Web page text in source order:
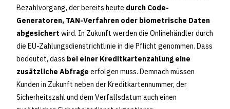
Bezahlvorgang, der bereits heute durch Code-
Generatoren, TAN-Verfahren oder biometrische Daten
abgesichert wird. In Zukunft werden die Onlinehändler durch
die EU-Zahlungsdienstrichtlinie in die Pflicht genommen. Dass
bedeutet, dass bei einer Kreditkartenzahlung eine
zusätzliche Abfrage erfolgen muss. Demnach müssen
Kunden in Zukunft neben der Kreditkartennummer, der
Sicherheitszahl und dem Verfallsdatum auch einen